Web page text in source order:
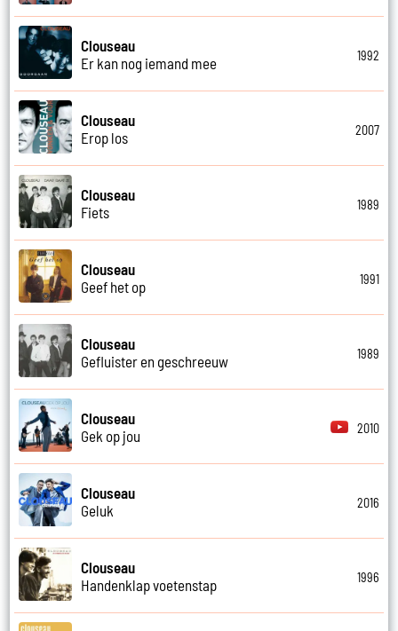
Clouseau
Er kan nog iemand mee
1992
Clouseau
Erop los
2007
Clouseau
Fiets
1989
Clouseau
Geef het op
1991
Clouseau
Gefluister en geschreeuw
1989
Clouseau
Gek op jou
2010
Clouseau
Geluk
2016
Clouseau
Handenklap voetenstap
1996